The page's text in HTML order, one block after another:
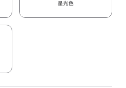
星光色